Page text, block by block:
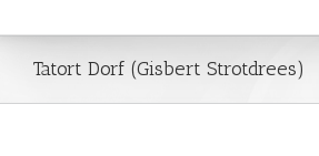
Tatort Dorf (Gisbert Strotdrees)